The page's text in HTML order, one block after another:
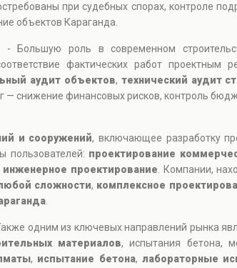
при судебных спорах, контроле
объектов Караганда.
- Большую роль в современном
фактических работ
аудит объектов, технический аудит
— снижение финансовых рисков, контроль
и сооружений, включающее разработку
пользователей: проектирование
инженерное проектирование . Компании,
сложности, комплексное
одним из ключевых направлений рынка
материалов, испытания бетона,
, испытание бетона, лабораторные